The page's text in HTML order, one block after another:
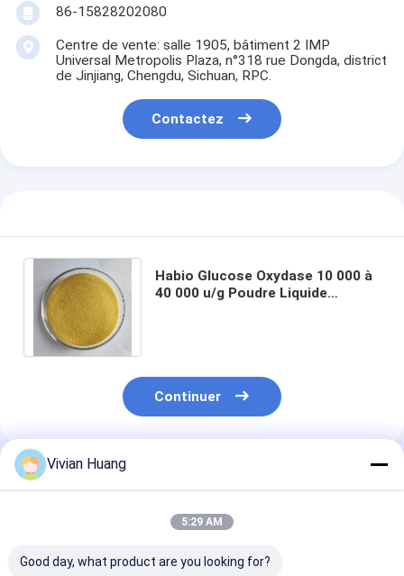
86-15828202080
Centre de vente: salle 1905, bâtiment 2 IMP
Universal Metropolis Plaza, n°318 rue Dongda, district
de Jinjiang, Chengdu, Sichuan, RPC.
Contactez
Habio Glucose Oxydase 10 000 à
40 000 u/g Poudre Liquide
Continuer
Produits Recommandés
Vivian Huang
5:29 AM
Good day, what product are you looking for?